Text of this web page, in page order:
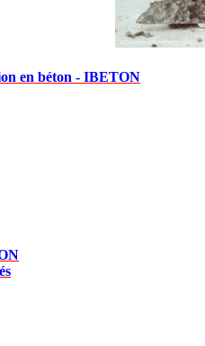
en béton - IBETON